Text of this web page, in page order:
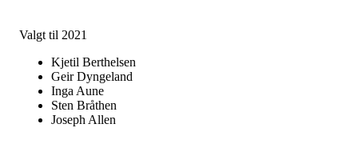
Valgt til 2021
Kjetil Berthelsen
Geir Dyngeland
Inga Aune
Sten Bråthen
Joseph Allen